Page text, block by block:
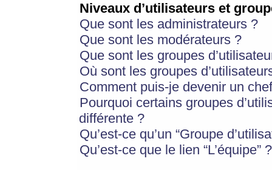
Niveaux d’utilisateurs et
Que sont les administrateurs ?
Que sont les modérateurs ?
Que sont les groupes
Où sont les groupes
Comment puis-je devenir un
Pourquoi certains groupes
différente ?
Qu’est-ce qu’un “Groupe
Qu’est-ce que le lien “L’équipe” ?